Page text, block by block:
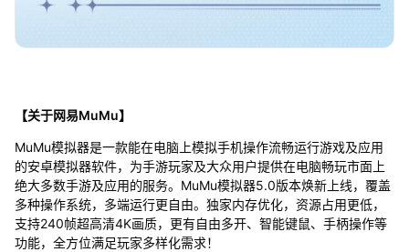
【关于网易MuMu】
MuMu模拟器是一款能在电脑上模拟手机操作流畅运行游戏及应用
的安卓模拟器软件，为手游玩家及大众用户提供在电脑畅玩市面上
绝大多数手游及应用的服务。MuMu模拟器5.0版本焕新上线，覆盖
多种操作系统，多端运行更自由。独家内存优化，资源占用更低，
支持240帧超高清4K画质，更有自由多开、智能键鼠、手柄操作等
功能，全方位满足玩家多样化需求！